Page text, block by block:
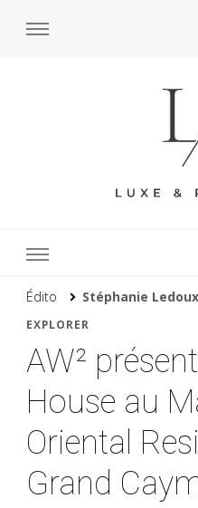
Édito Stéphanie Ledoux
EXPLORER
AW²
House au
Oriental
Grand